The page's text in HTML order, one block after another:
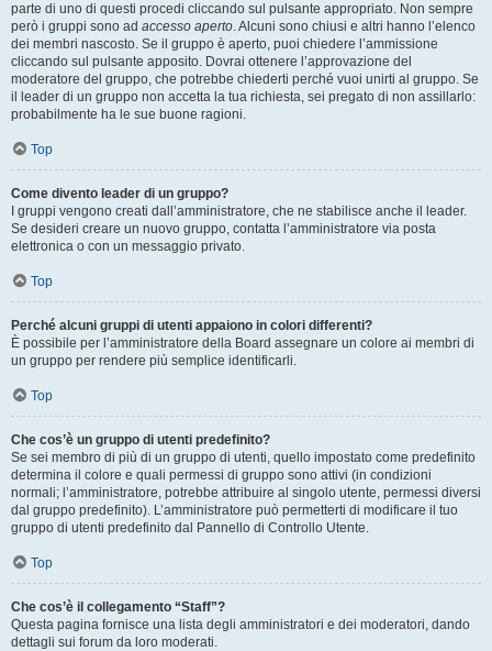
parte di uno di questi procedi cliccando sul pulsante appropriato. Non sempre
però i gruppi sono ad accesso aperto. Alcuni sono chiusi e altri hanno l’elenco
dei membri nascosto. Se il gruppo è aperto, puoi chiedere l’ammissione
cliccando sul pulsante apposito. Dovrai ottenere l’approvazione del
moderatore del gruppo, che potrebbe chiederti perché vuoi unirti al gruppo. Se
il leader di un gruppo non accetta la tua richiesta, sei pregato di non assillarlo:
probabilmente ha le sue buone ragioni.
Top
Come divento leader di un gruppo?
I gruppi vengono creati dall’amministratore, che ne stabilisce anche il leader.
Se desideri creare un nuovo gruppo, contatta l’amministratore via posta
elettronica o con un messaggio privato.
Top
Perché alcuni gruppi di utenti appaiono in colori differenti?
È possibile per l’amministratore della Board assegnare un colore ai membri di
un gruppo per rendere più semplice identificarli.
Top
Che cos’è un gruppo di utenti predefinito?
Se sei membro di più di un gruppo di utenti, quello impostato come predefinito
determina il colore e quali permessi di gruppo sono attivi (in condizioni
normali; l’amministratore, potrebbe attribuire al singolo utente, permessi diversi
dal gruppo predefinito). L’amministratore può permetterti di modificare il tuo
gruppo di utenti predefinito dal Pannello di Controllo Utente.
Top
Che cos’è il collegamento “Staff”?
Questa pagina fornisce una lista degli amministratori e dei moderatori, dando
dettagli sui forum da loro moderati.